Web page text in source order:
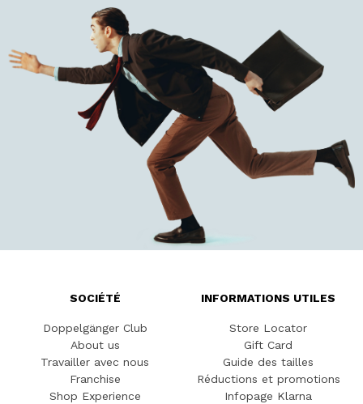
SOCIÉTÉ
Doppelgänger Club
About us
Travailler avec nous
Franchise
Shop Experience
INFORMATIONS UTILES
Store Locator
Gift Card
Guide des tailles
Réductions et promotions
Infopage Klarna